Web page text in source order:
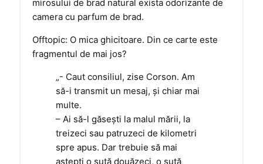
mirosului de brad natural exista odorizante de
camera cu parfum de brad.
Offtopic: O mica ghicitoare. Din ce carte este
fragmentul de mai jos?
„- Caut consiliul, zise Corson. Am
să-i transmit un mesaj, şi chiar mai
multe.
– Ai să-l găseşti la malul mării, la
treizeci sau patruzeci de kilometri
spre apus. Dar trebuie să mai
aştepţi o sută douăzeci, o sută